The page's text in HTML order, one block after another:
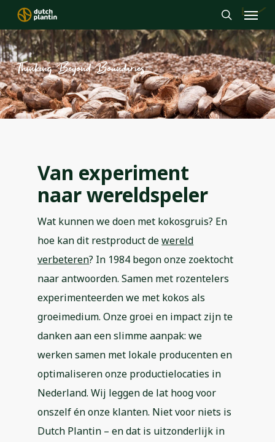
Skip
to
main
content
search
Menu
Thinking Beyond Boundaries
Van experiment
naar wereldspeler
Wat kunnen we doen met kokosgruis? En
hoe kan dit restproduct dewereld
verbeteren? In 1984 begon onze zoektocht
naar antwoorden. Samen met rozentelers
experimenteerden we met kokos als
groeimedium. Onze groei en impact zijn te
danken aan een slimme aanpak: we
werken samen met lokale producenten en
optimaliseren onze productielocaties in
Nederland. Wij leggen de lat hoog voor
onszelf én onze klanten. Niet voor niets is
Dutch Plantin – en dat is uitzonderlijk in